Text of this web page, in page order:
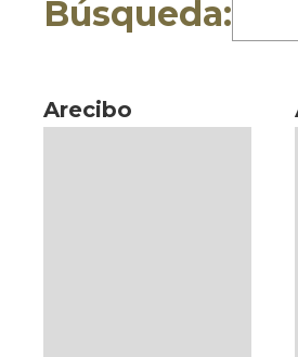
Búsqueda:
Arecibo